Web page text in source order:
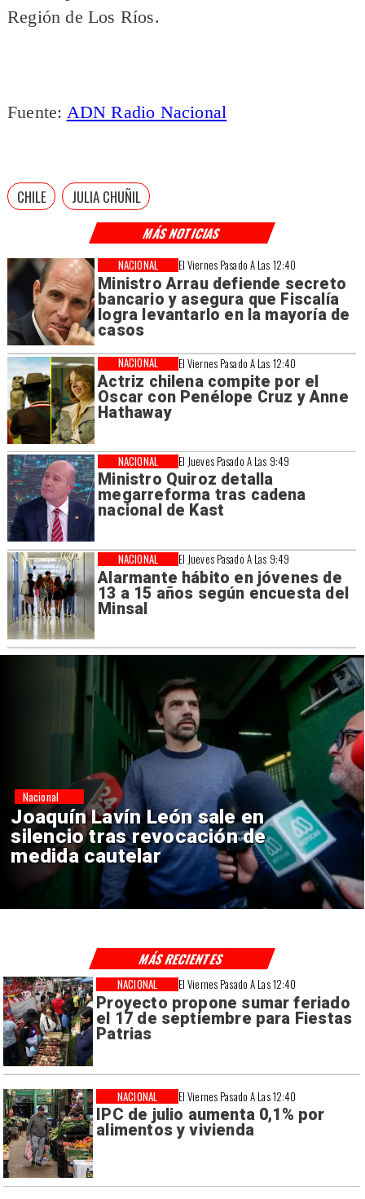
MÁS NOTICIAS
El Viernes Pasado A Las 12:40
Ministro Arrau defiende secreto
bancario y asegura que Fiscalía
logra levantarlo en la mayoría de
casos
NACIONAL
El Viernes Pasado A Las 12:40
Actriz chilena compite por el
Oscar con Penélope Cruz y Anne
Hathaway
NACIONAL
El Jueves Pasado A Las 9:49
Ministro Quiroz detalla
megarreforma tras cadena
nacional de Kast
NACIONAL
El Jueves Pasado A Las 9:49
Alarmante hábito en jóvenes de
13 a 15 años según encuesta del
Minsal
NACIONAL
Región de Los Ríos.
Fuente: ADN Radio Nacional
CHILE JULIA CHUÑIL
Chile y Venezuela formalizan
reinicio de relaciones
consulares
Nacional
El Viernes Pasado A Las 12:40
Proyecto propone sumar feriado
el 17 de septiembre para Fiestas
Patrias
NACIONAL
El Viernes Pasado A Las 12:40
IPC de julio aumenta 0,1% por
alimentos y vivienda
NACIONAL
MÁS RECIENTES